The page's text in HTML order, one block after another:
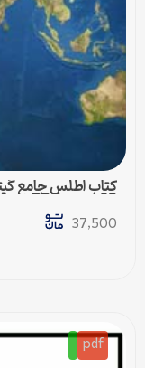
93 نسخه PDF
37,500
pdf